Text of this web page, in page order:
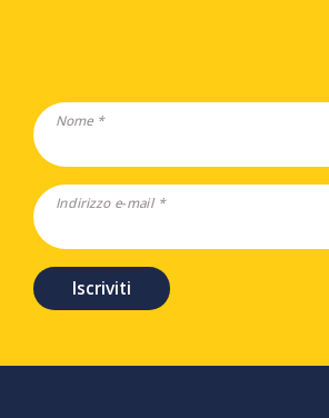
Nome *
Indirizzo e-mail *
Iscriviti